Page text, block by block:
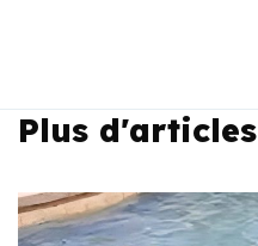
Plus d'articles